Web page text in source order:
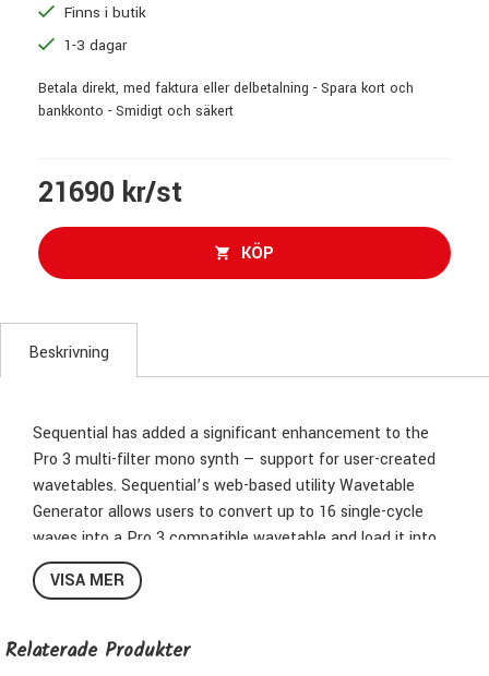
Finns i butik
1-3 dagar
Betala direkt, med faktura eller delbetalning - Spara kort och
bankkonto - Smidigt och säkert
21690 kr/st
KÖP
Beskrivning
Sequential has added a significant enhancement to the
Pro 3 multi-filter mono synth — support for user-created
wavetables. Sequential’s web-based utility Wavetable
Generator allows users to convert up to 16 single-cycle
waves into a Pro 3 compatible wavetable and load it into
any of the 32 user wavetable slots on the synth. This
significantly expands the sound palette of the instrument.
VISA MER
Relaterade Produkter